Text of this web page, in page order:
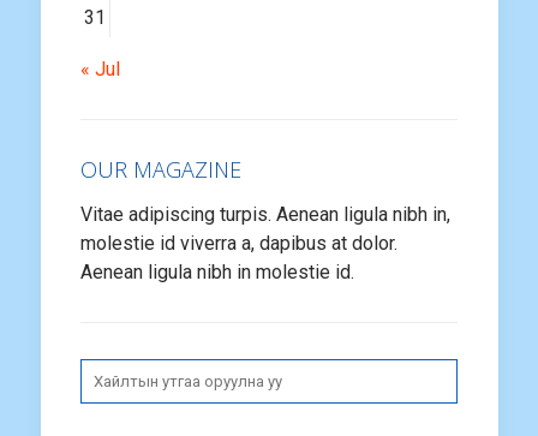
31
« Jul
OUR MAGAZINE
Vitae adipiscing turpis. Aenean ligula nibh in,
molestie id viverra a, dapibus at dolor.
Aenean ligula nibh in molestie id.